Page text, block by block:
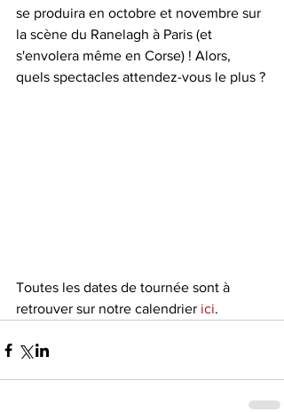
se produira en octobre et novembre sur
la scène du Ranelagh à Paris (et
s'envolera même en Corse) ! Alors,
quels spectacles attendez-vous le plus ?
Toutes les dates de tournée sont à
retrouver sur notre calendrier ici.